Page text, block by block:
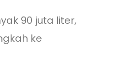
90 juta liter,
ke